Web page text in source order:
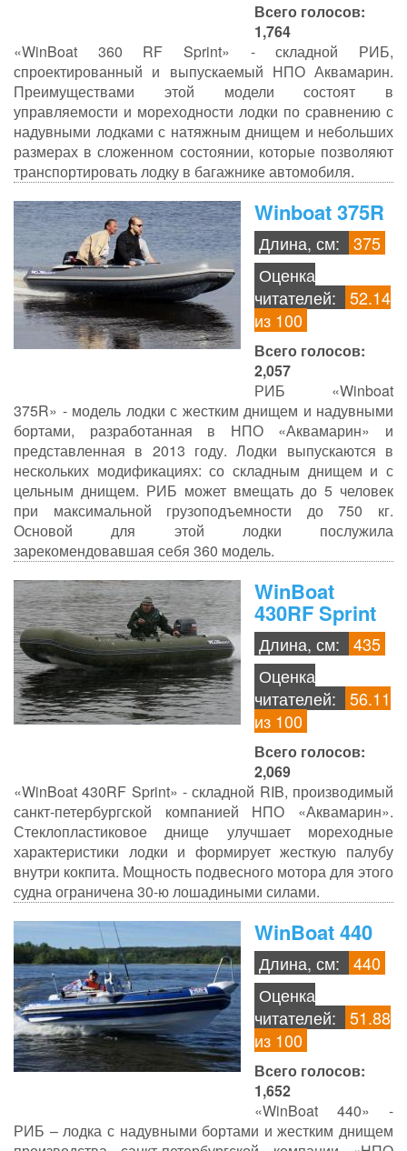
Всего голосов:
1,764
«WinBoat 360 RF Sprint» - складной РИБ,
спроектированный и выпускаемый НПО Аквамарин.
Преимуществами этой модели состоят в
управляемости и мореходности лодки по сравнению с
надувными лодками с натяжным днищем и небольших
размерах в сложенном состоянии, которые позволяют
транспортировать лодку в багажнике автомобиля.
Winboat 375R
Длина, см:
375
Оценка
читателей:
52.14
из 100
Всего голосов:
2,057
РИБ «Winboat
375R» - модель лодки с жестким днищем и надувными
бортами, разработанная в НПО «Аквамарин» и
представленная в 2013 году. Лодки выпускаются в
нескольких модификациях: со складным днищем и с
цельным днищем. РИБ может вмещать до 5 человек
при максимальной грузоподъемности до 750 кг.
Основой для этой лодки послужила
зарекомендовавшая себя 360 модель.
WinBoat
430RF Sprint
Длина, см:
435
Оценка
читателей:
56.11
из 100
Всего голосов:
2,069
«WinBoat 430RF Sprint» - складной RIB, производимый
санкт-петербургской компанией НПО «Аквамарин».
Стеклопластиковое днище улучшает мореходные
характеристики лодки и формирует жесткую палубу
внутри кокпита. Мощность подвесного мотора для этого
судна ограничена 30-ю лошадиными силами.
WinBoat 440
Длина, см:
440
Оценка
читателей:
51.88
из 100
Всего голосов:
1,652
«WinBoat 440» -
РИБ – лодка с надувными бортами и жестким днищем